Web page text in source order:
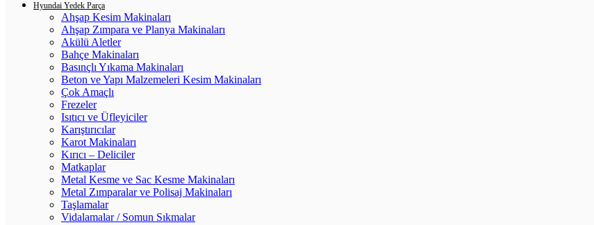
Hyundai Yedek Parça
Ahşap Kesim Makinaları
Ahşap Zımpara ve Planya Makinaları
Akülü Aletler
Bahçe Makinaları
Basınçlı Yıkama Makinaları
Beton ve Yapı Malzemeleri Kesim Makinaları
Çok Amaçlı
Frezeler
Isıtıcı ve Üfleyiciler
Karıştırıcılar
Karot Makinaları
Kırıcı – Deliciler
Matkaplar
Metal Kesme ve Sac Kesme Makinaları
Metal Zımparalar ve Polisaj Makinaları
Taşlamalar
Vidalamalar / Somun Sıkmalar